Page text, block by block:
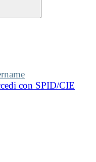
con SPID/CIE